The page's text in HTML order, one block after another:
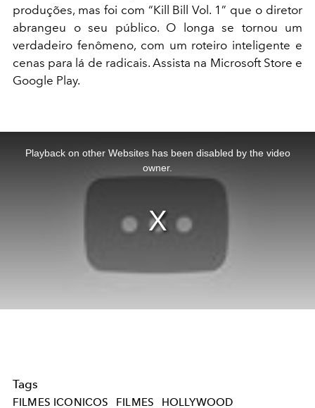
produções, mas foi com “Kill Bill Vol. 1” que o diretor
abrangeu o seu público. O longa se tornou um
verdadeiro fenômeno, com um roteiro inteligente e
cenas para lá de radicais. Assista na Microsoft Store e
Google Play.
Playback on other Websites has been disabled by the video
owner.
Tags
FILMES ICONICOS FILMES HOLLYWOOD